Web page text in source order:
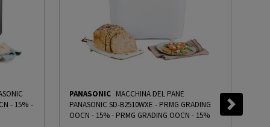
- 15% -
PANASONIC MACCHINA DEL PANE
PANASONIC SD-B2510WXE - PRMG GRADING
OOCN - 15%- PRMG GRADING OOCN - 15%